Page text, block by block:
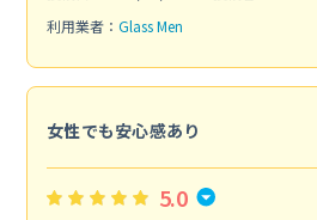
利用業者： Glass Men
女性でも安心感あり
5.0